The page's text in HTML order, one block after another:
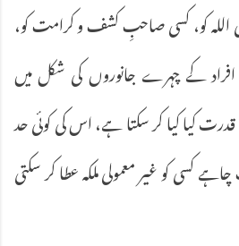
کو، کسی صاحبِ کشف و کرامت کو،
کے چہرے جانوروں کی شکل میں
کیا کیا کر سکتا ہے، اس کی کوئی حد
کو غیر معمولی ملکہ عطا کر سکتی